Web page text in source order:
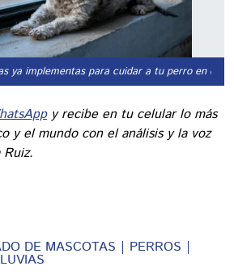
ya implementas para cuidar a tu perro en esta
y recibe en tu celular lo más
y el mundo con el análisis y la voz
DE MASCOTAS PERROS